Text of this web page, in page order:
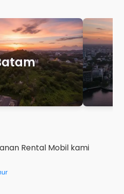
Rental Mobil kami